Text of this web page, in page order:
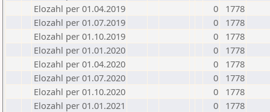
Elozahl per 01.04.2019
0
1778
Elozahl per 01.07.2019
0
1778
Elozahl per 01.10.2019
0
1778
Elozahl per 01.01.2020
0
1778
Elozahl per 01.04.2020
0
1778
Elozahl per 01.07.2020
0
1778
Elozahl per 01.10.2020
0
1778
Elozahl per 01.01.2021
0
1778